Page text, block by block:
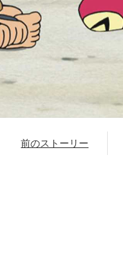
前のストーリー